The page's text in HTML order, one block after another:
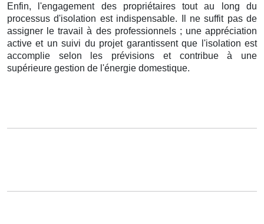
Enfin, l'engagement des propriétaires tout au long du
processus d'isolation est indispensable. Il ne suffit pas de
assigner le travail à des professionnels ; une appréciation
active et un suivi du projet garantissent que l'isolation est
accomplie selon les prévisions et contribue à une
supérieure gestion de l'énergie domestique.